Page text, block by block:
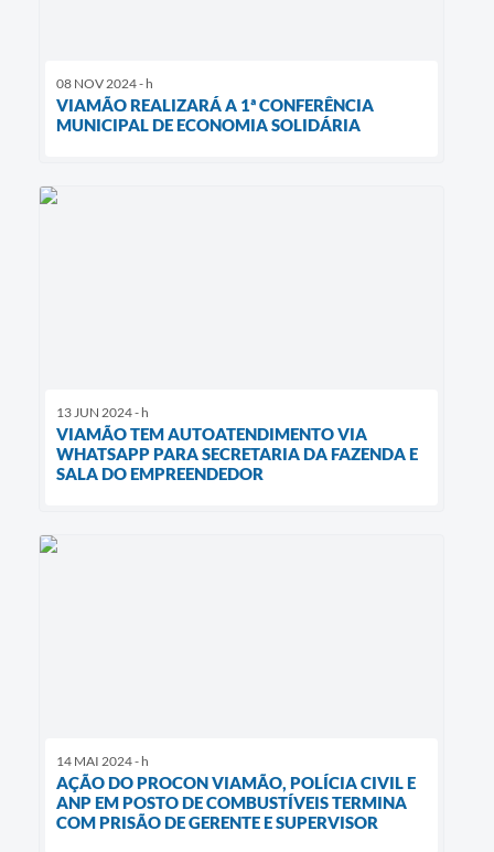
08 NOV 2024 - h
VIAMÃO REALIZARÁ A 1ª CONFERÊNCIA
MUNICIPAL DE ECONOMIA SOLIDÁRIA
13 JUN 2024 - h
VIAMÃO TEM AUTOATENDIMENTO VIA
WHATSAPP PARA SECRETARIA DA FAZENDA E
SALA DO EMPREENDEDOR
14 MAI 2024 - h
AÇÃO DO PROCON VIAMÃO, POLÍCIA CIVIL E
ANP EM POSTO DE COMBUSTÍVEIS TERMINA
COM PRISÃO DE GERENTE E SUPERVISOR